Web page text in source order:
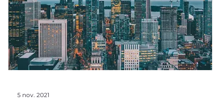
Des exemples de biomimétisme
pour lutter contre le dérèglement
climatique
L’ampleur des changements climatiques ne cesse de
grimper : ce qui rend urgent la mise en place de solutions